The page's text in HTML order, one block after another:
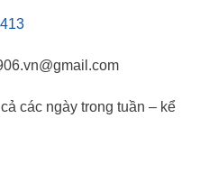
các ngày trong tuần – kể